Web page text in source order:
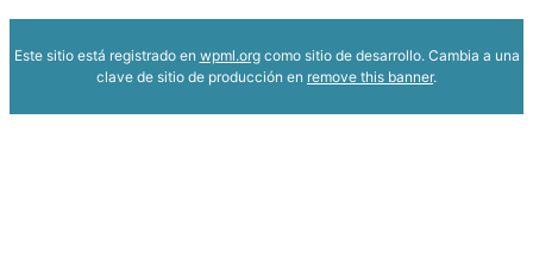
Este sitio está registrado en wpml.orgcomo sitio de desarrollo. Cambia a una
clave de sitio de producción en remove this banner.